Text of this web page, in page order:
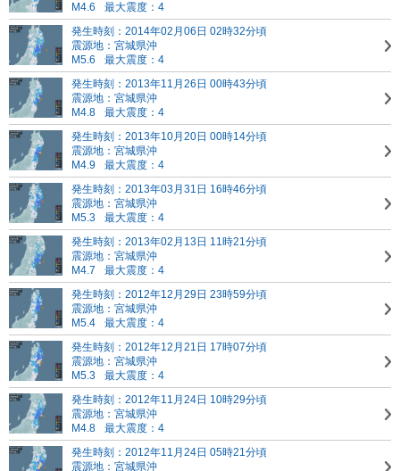
M4.6
最大震度：4
発生時刻：2014年02月06日 02時32分頃
震源地：宮城県沖
M5.6
最大震度：4
発生時刻：2013年11月26日 00時43分頃
震源地：宮城県沖
M4.8
最大震度：4
発生時刻：2013年10月20日 00時14分頃
震源地：宮城県沖
M4.9
最大震度：4
発生時刻：2013年03月31日 16時46分頃
震源地：宮城県沖
M5.3
最大震度：4
発生時刻：2013年02月13日 11時21分頃
震源地：宮城県沖
M4.7
最大震度：4
発生時刻：2012年12月29日 23時59分頃
震源地：宮城県沖
M5.4
最大震度：4
発生時刻：2012年12月21日 17時07分頃
震源地：宮城県沖
M5.3
最大震度：4
発生時刻：2012年11月24日 10時29分頃
震源地：宮城県沖
M4.8
最大震度：4
発生時刻：2012年11月24日 05時21分頃
震源地：宮城県沖